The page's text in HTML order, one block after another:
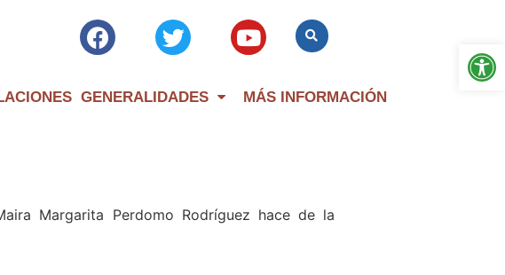
GENERALIDADES MÁS INFORMACIÓN
Margarita Perdomo Rodríguez hace de la